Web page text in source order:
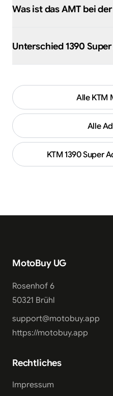
Was ist das AMT bei
Unterschied 1390
AlleKTM
Alle
KTM1390 Super
MotoBuy UG
Rosenhof 6
50321 Brühl
support@motobuy.app
https://motobuy.app
Rechtliches
Impressum